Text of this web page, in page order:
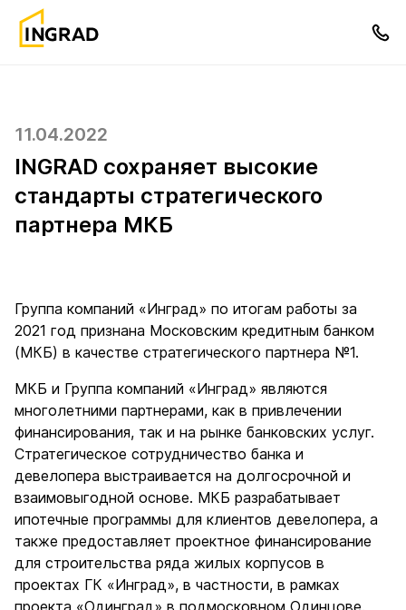
11.04.2022
INGRAD сохраняет высокие
стандарты стратегического
партнера МКБ
Группа компаний «Инград» по итогам работы за
2021 год признана Московским кредитным банком
(МКБ) в качестве стратегического партнера №1.
МКБ и Группа компаний «Инград» являются
многолетними партнерами, как в привлечении
финансирования, так и на рынке банковских услуг.
Стратегическое сотрудничество банка и
девелопера выстраивается на долгосрочной и
взаимовыгодной основе. МКБ разрабатывает
ипотечные программы для клиентов девелопера, а
также предоставляет проектное финансирование
для строительства ряда жилых корпусов в
проектах ГК «Инград», в частности, в рамках
проекта «Одинград» в подмосковном Одинцове.